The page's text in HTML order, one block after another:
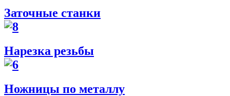
Заточные станки
Нарезка резьбы
Ножницы по металлу